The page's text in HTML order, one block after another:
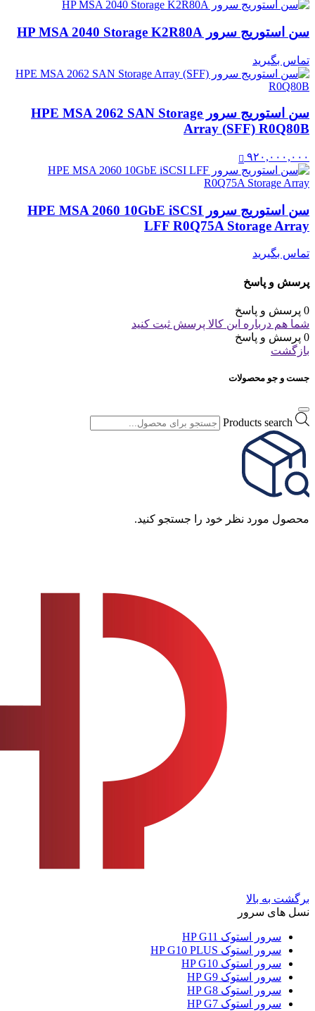
سن استوریج سرور HP MSA 2040 Storage K2R80A
تماس بگیرید
سن استوریج سرور HPE MSA 2062 SAN Storage
Array (SFF) R0Q80B
۹۲۰,۰۰۰,۰۰۰
سن استوریج سرور HPE MSA 2060 10GbE iSCSI
LFF R0Q75A Storage Array
تماس بگیرید
پرسش و پاسخ
0 پرسش و پاسخ
شما هم درباره این کالا پرسش ثبت کنید
0 پرسش و پاسخ
بازگشت
جست و جو محصولات
Products search
محصول مورد نظر خود را جستجو کنید.
برگشت به بالا
نسل های سرور
سرور استوک HP G11
سرور استوک HP G10 PLUS
سرور استوک HP G10
سرور استوک HP G9
سرور استوک HP G8
سرور استوک HP G7